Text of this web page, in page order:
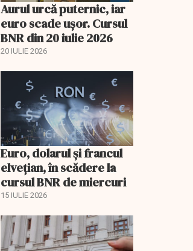
Aurul urcă puternic, iar
euro scade ușor. Cursul
BNR din 20 iulie 2026
20 IULIE 2026
Euro, dolarul și francul
elvețian, în scădere la
cursul BNR de miercuri
15 IULIE 2026
EXCLUSIV